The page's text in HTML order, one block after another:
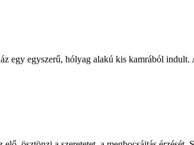
egy egyszerű, hólyag alakú kis kamrából